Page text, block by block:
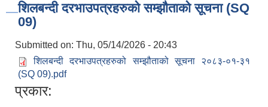
शिलबन्दी दरभाउपत्रहरुको सम्झौताको सूचना (SQ
09)
Submitted on: Thu, 05/14/2026 - 20:43
शिलबन्दी दरभाउपत्रहरुको सम्झौताको सूचना २०८३-०१-३१
(SQ 09).pdf
प्रकार: